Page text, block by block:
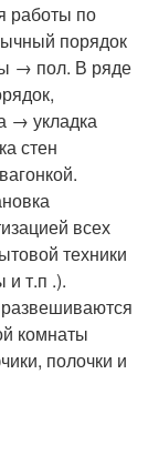
работы по
порядок
→ пол. В ряде
→ укладка
стен
всех
техники
т.п .).
комнаты
полочки и